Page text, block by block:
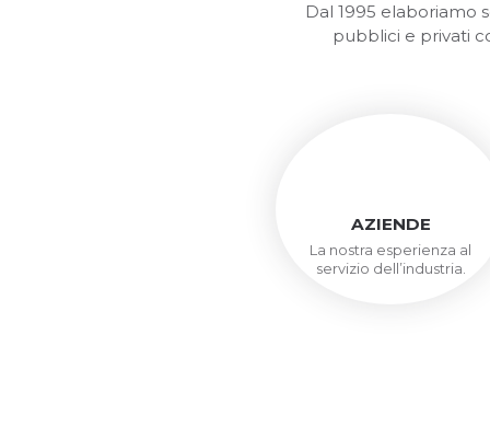
Dal 1995 elaboriamo
pubblici e privati
AZIENDE
La nostra esperienza al
servizio dell’industria.